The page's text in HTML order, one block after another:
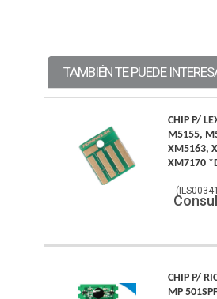
TAMBIÉN TE PUEDE
CHIP P/
M5155,
XM5163,
XM7170
( ILS00341
CHIP P/
MP